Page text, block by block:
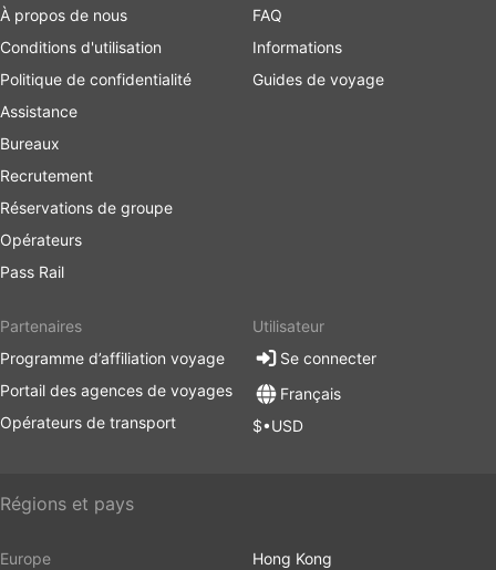
À propos de nous
Conditions d'utilisation
Politique de confidentialité
Assistance
Bureaux
Recrutement
Réservations de groupe
Opérateurs
Pass Rail
FAQ
Informations
Guides de voyage
Partenaires
Programme d’affiliation voyage
Portail des agences de voyages
Opérateurs de transport
Utilisateur
Se connecter
Français
$•USD
Régions et pays
Europe Hong Kong